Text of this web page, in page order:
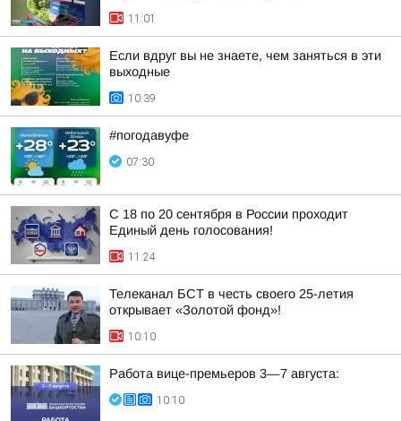
11:01
Если вдруг вы не знаете, чем заняться в эти
выходные
10:39
#погодавуфе
07:30
С 18 по 20 сентября в России проходит
Единый день голосования!
11:24
Телеканал БСТ в честь своего 25-летия
открывает «Золотой фонд»!
10:10
Работа вице-премьеров 3—7 августа:
10:10